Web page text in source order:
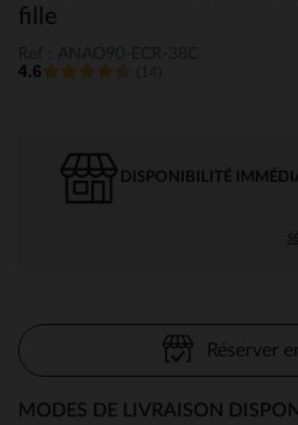
fille
4.6
DISPONIBILITÉ
Réserver
MODES DE LIVRAISON